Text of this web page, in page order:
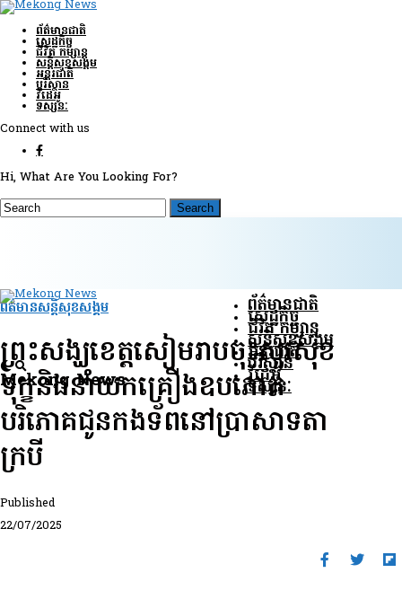
ព័ត៌មានជាតិ
សេដ្ឋកិច្ច
ជីវិត កម្សាន្ត
សន្តិសុខ​សង្គម
អន្តរជាតិ
បរិស្ថាន
វីដេអូ
ទស្សនៈ
Connect with us
Hi, What Are You Looking For?
Mekong News
ព័ត៌មានជាតិ
សេដ្ឋកិច្ច
ជីវិត កម្សាន្ត
សន្តិសុខ​សង្គម
អន្តរជាតិ
បរិស្ថាន
វីដេអូ
ទស្សនៈ
ព័ត៌មានសន្តិសុខ​សង្គម
ព្រះសង្ឃខេត្តសៀមរាបចុះសួរសុខ
ទុក្ខនិងនាំយកគ្រឿងឧបភោគ
បរិភោគជូនកងទ័ពនៅប្រាសាទតា
ក្របី
Published
22/07/2025